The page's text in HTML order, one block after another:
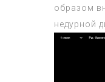
образом
недурной